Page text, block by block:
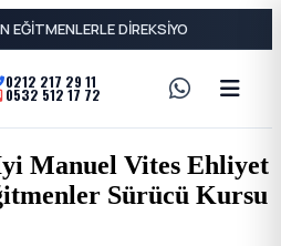
DİKKAT
0212 217 29 11
0532 512 17 72
Manuel Vites Ehliyet
Sürücü Kursu